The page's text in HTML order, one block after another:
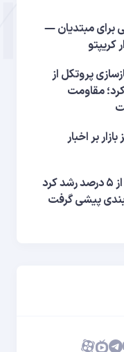
برای مبتدیان —
کریپتو
پروتکل از
مقاومت
بر اخبار
ریپل (XRP) بیش از ۵ درصد رشد کرد